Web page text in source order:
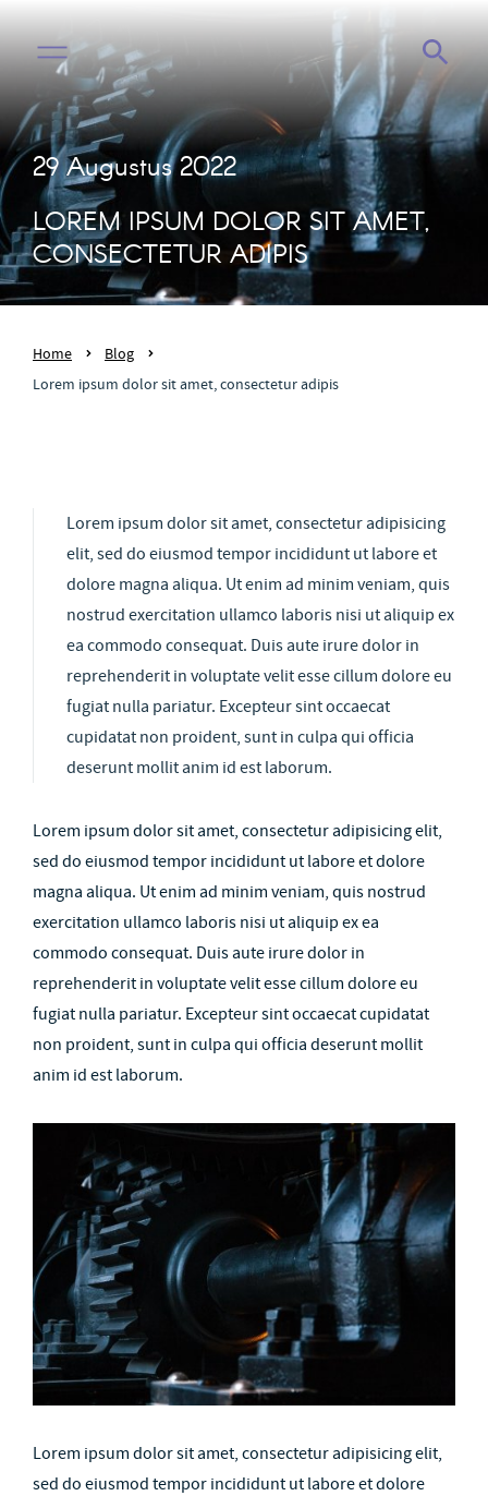
29 Augustus 2022
LOREM IPSUM DOLOR SIT AMET,
CONSECTETUR ADIPIS
Home
Blog
Lorem ipsum dolor sit amet, consectetur adipis
Lorem ipsum dolor sit amet, consectetur adipisicing
elit, sed do eiusmod tempor incididunt ut labore et
dolore magna aliqua. Ut enim ad minim veniam, quis
nostrud exercitation ullamco laboris nisi ut aliquip ex
ea commodo consequat. Duis aute irure dolor in
reprehenderit in voluptate velit esse cillum dolore eu
fugiat nulla pariatur. Excepteur sint occaecat
cupidatat non proident, sunt in culpa qui officia
deserunt mollit anim id est laborum.
Lorem ipsum dolor sit amet, consectetur adipisicing elit,
sed do eiusmod tempor incididunt ut labore et dolore
magna aliqua. Ut enim ad minim veniam, quis nostrud
exercitation ullamco laboris nisi ut aliquip ex ea
commodo consequat. Duis aute irure dolor in
reprehenderit in voluptate velit esse cillum dolore eu
fugiat nulla pariatur. Excepteur sint occaecat cupidatat
non proident, sunt in culpa qui officia deserunt mollit
anim id est laborum.
Lorem ipsum dolor sit amet, consectetur adipisicing elit,
sed do eiusmod tempor incididunt ut labore et dolore